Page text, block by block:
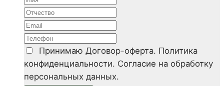
Принимаю Договор-оферта. Политика
конфиденциальности. Согласие на обработку
персональных данных.